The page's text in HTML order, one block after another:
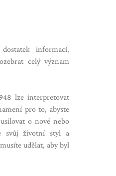
informací,
celý význam
lze interpretovat
pro to, abyste
o nové nebo
svůj životní styl a
udělat, aby byl